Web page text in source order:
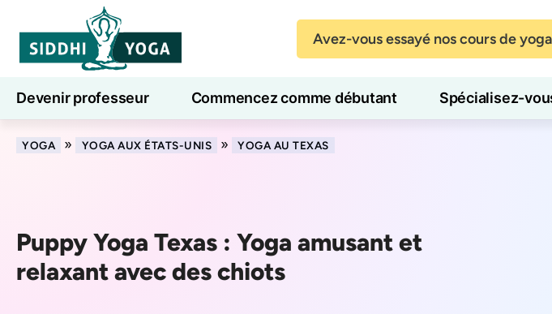
Avez-vous essayé nos cours de
Devenir professeur Commencez comme débutant Spécialisez-
Cours de yoga en ligne 7 jours de bien-être
YOGA » YOGA AUX ÉTATS-UNIS » YOGA AU TEXAS
Puppy Yoga Texas : Yoga amusant et
relaxant avec des chiots